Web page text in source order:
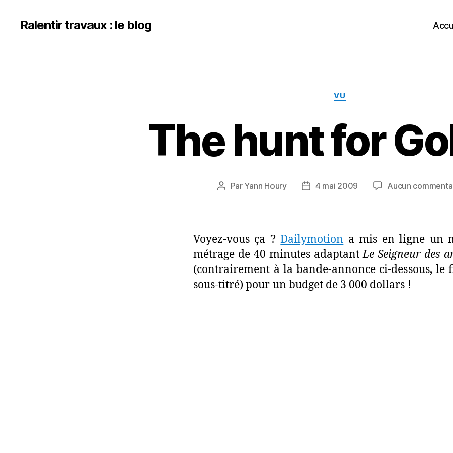
Ralentir travaux : le blog
Catégories
VU
The hunt for
Auteur
Par Yann Houry
Date4 mai 2009 Aucun
Voyez-vous ça ?Dailymotion a mis en ligne un
métrage de 40 minutes adaptantLe Seigneur des
(contrairement à la bande-annonce ci-dessous, le
sous-titré) pour un budget de 3 000 dollars !